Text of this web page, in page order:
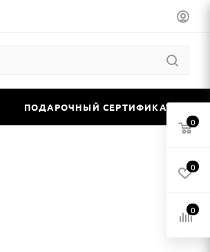
ПОДАРОЧНЫЙ СЕРТИФИКАТ
0
0
0